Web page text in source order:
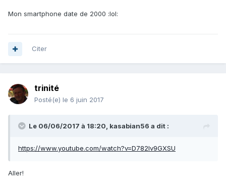
Mon smartphone date de 2000 :lol:
Citer
trinité
Posté(e) le 6 juin 2017
Le 06/06/2017 à 18:20, kasabian56 a dit :
https://www.youtube.com/watch?v=D782Iv9GXSU
Aller!